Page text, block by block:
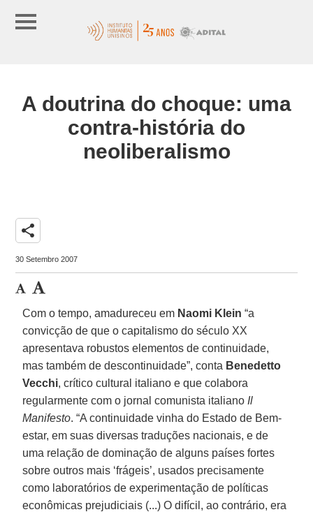
A doutrina do choque: uma
contra-história do
neoliberalismo
share
30 Setembro 2007
Com o tempo, amadureceu em Naomi Klein “a
convicção de que o capitalismo do século XX
apresentava robustos elementos de continuidade,
mas também de descontinuidade”, conta Benedetto
Vecchi, crítico cultural italiano e que colabora
regularmente com o jornal comunista italiano Il
Manifesto. “A continuidade vinha do Estado de Bem-
estar, em suas diversas traduções nacionais, e de
uma relação de dominação de alguns países fortes
sobre outros mais ‘frágeis’, usados precisamente
como laboratórios de experimentação de políticas
econômicas prejudiciais (...) O difícil, ao contrário, era